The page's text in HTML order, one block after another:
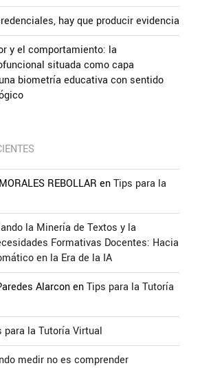
hay que producir evidencia
y el comportamiento: la
situada como capa
biometría educativa con sentido
REBOLLAR enTips para la
la Minería de Textos y la
Formativas Docentes: Hacia
en la Era de la IA
AlarconenTips para la Tutoría
para la Tutoría Virtual
medir no es comprender